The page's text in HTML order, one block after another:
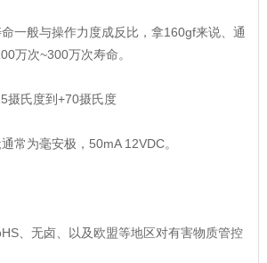
一般与操作力度成反比，拿160gf来说、通
万次~300万次寿命。
摄氏度到+70摄氏度
常为毫安极，50mA 12VDC。
、无卤、以及欧盟等地区对有害物质管控